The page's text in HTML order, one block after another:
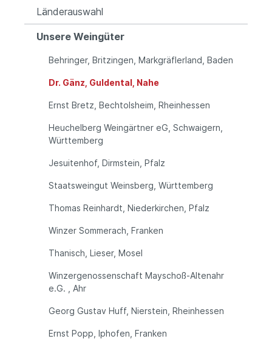
Länderauswahl
Unsere Weingüter
Behringer, Britzingen, Markgräflerland, Baden
Dr. Gänz, Guldental, Nahe
Ernst Bretz, Bechtolsheim, Rheinhessen
Heuchelberg Weingärtner eG, Schwaigern,
Württemberg
Jesuitenhof, Dirmstein, Pfalz
Staatsweingut Weinsberg, Württemberg
Thomas Reinhardt, Niederkirchen, Pfalz
Winzer Sommerach, Franken
Thanisch, Lieser, Mosel
Winzergenossenschaft Mayschoß-Altenahr
e.G. , Ahr
Georg Gustav Huff, Nierstein, Rheinhessen
Ernst Popp, Iphofen, Franken